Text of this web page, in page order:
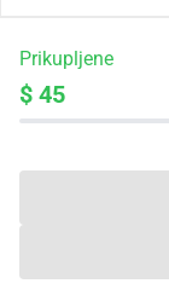
Prikupljene
$ 45